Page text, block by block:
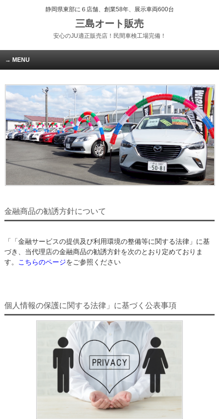
静岡県東部に６店舗、創業58年、展示車両600台
三島オート販売
安心のJU適正販売店！民間車検工場完備！
MENU
金融商品の勧誘方針について
「「金融サービスの提供及び利用環境の整備等に関する法律」に基
づき、当代理店の金融商品の勧誘方針を次のとおり定めておりま
す。 こちらのページをご参照ください
個人情報の保護に関する法律」に基づく公表事項